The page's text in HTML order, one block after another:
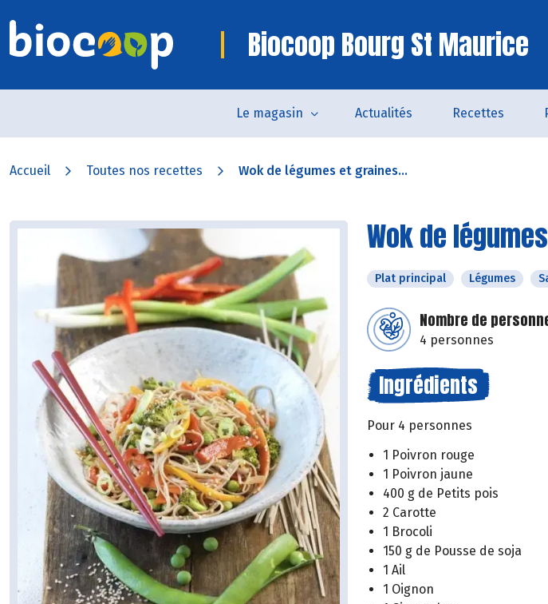
Biocoop Bourg St Maurice
Le magasin Actualités Recettes
Accueil Toutes nos recettes Wok de légumes et graines...
Wok de
Plat principal Légumes
Nombre de
4 personnes
Ingrédients
Pour 4 personnes
1 Poivron rouge
1 Poivron jaune
400 g de Petits pois
2 Carotte
1 Brocoli
150 g de Pousse de soja
1 Ail
1 Oignon